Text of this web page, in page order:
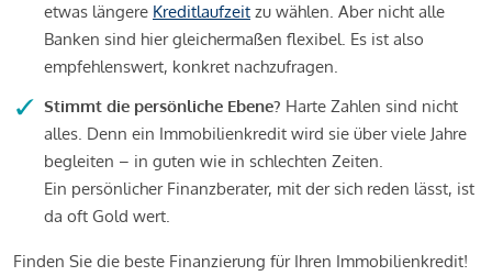
etwas längere Kreditlaufzeit zu wählen. Aber nicht alle
Banken sind hier gleichermaßen flexibel. Es ist also
empfehlenswert, konkret nachzufragen.
Stimmt die persönliche Ebene? Harte Zahlen sind nicht
alles. Denn ein Immobilienkredit wird sie über viele Jahre
begleiten – in guten wie in schlechten Zeiten.
Ein persönlicher Finanzberater, mit der sich reden lässt, ist
da oft Gold wert.
Finden Sie die beste Finanzierung für Ihren Immobilienkredit!